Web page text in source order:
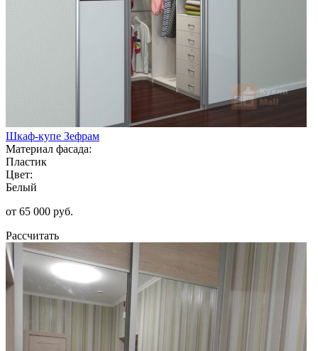
Шкаф-купе Зефрам
Материал фасада:
Пластик
Цвет:
Белый
от 65 000 руб.
Рассчитать